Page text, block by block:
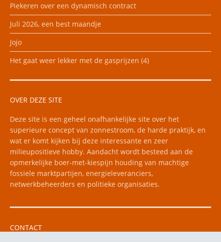
Piekeren over een dynamisch contract
Juli 2026, een best maandje
Jojo
Het gaat weer lekker met de gasprijzen (4)
OVER DEZE SITE
Deze site is een geheel onafhankelijke site over het
superieure concept van zonnestroom, de harde praktijk, en
wat er komt kijken bij deze interessante en zeer
milieupositieve hobby. Aandacht wordt besteed aan de
opmerkelijke boer-met-kiespijn houding van machtige
fossiele marktpartijen, energieleveranciers,
netwerkbeheerders en politieke organisaties.
CONTACT